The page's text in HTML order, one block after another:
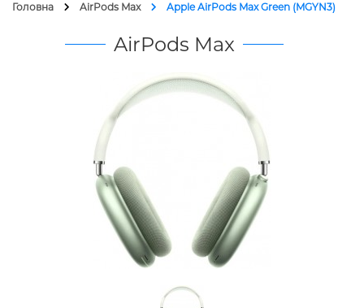
Генератори і Зарядні станції
Платний сервіс Apple
Головна AirPods Max Apple AirPods Max Green (MGYN3)
AirPods Max